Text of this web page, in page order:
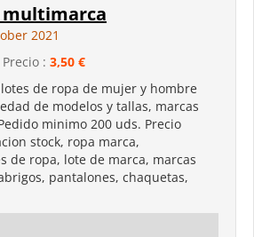
multimarca
2021
: 3,50 €
de ropa de mujer y hombre
de modelos y tallas, marcas
minimo 200 uds. Precio
stock, ropa marca,
de ropa, lote de marca, marcas
pantalones, chaquetas,